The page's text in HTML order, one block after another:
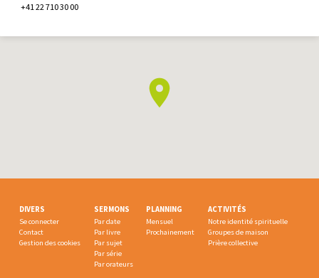
+41 22 710 30 00
DIVERS
Se connecter
Contact
Gestion des cookies
SERMONS
Par date
Par livre
Par sujet
Par série
Par orateurs
PLANNING
Mensuel
Prochainement
ACTIVITÉS
Notre identité spirituelle
Groupes de maison
Prière collective